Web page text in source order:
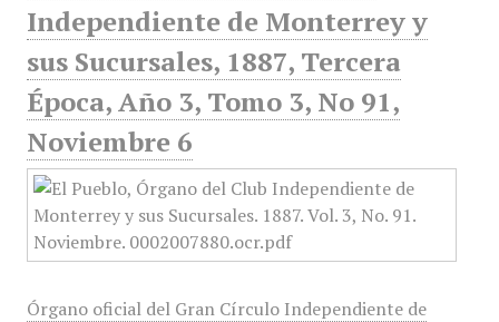
Independiente de Monterrey y
sus Sucursales, 1887, Tercera
Época, Año 3, Tomo 3, No 91,
Noviembre 6
Órgano oficial del Gran Círculo Independiente de